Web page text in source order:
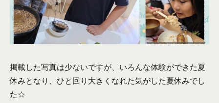
掲載した写真は少ないですが、いろんな体験ができた夏
休みとなり、ひと回り大きくなれた気がした夏休みでし
た☆